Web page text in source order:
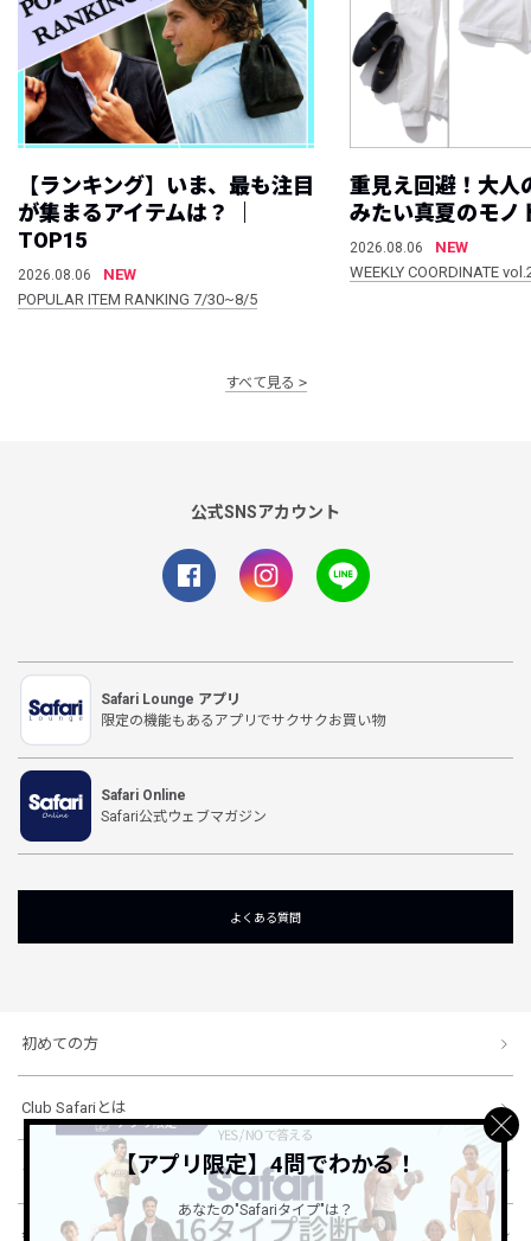
【ランキング】いま、最も注目
が集まるアイテムは？ ｜
TOP15
2026.08.06
NEW
POPULAR ITEM RANKING 7/30~8/5
重見え回避！大人
みたい真夏のモノ
2026.08.06
NEW
WEEKLY COORDINATE
すべて見る
公式SNSアカウント
Safari Lounge アプリ
限定の機能もあるアプリでサクサクお買い物
Safari Online
Safari公式ウェブマガジン
よくある質問
初めての方
Club Safariとは
ショッピングガイド
会社概要・規約
【アプリ限定】4問でわかる！
あなたの"Safariタイプ"は？